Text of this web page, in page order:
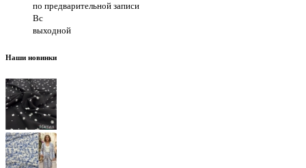
по предварительной записи
Вс
выходной
Наши новинки